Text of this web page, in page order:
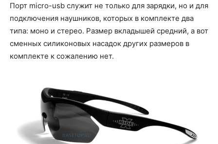
Порт micro-usb служит не только для зарядки, но и для
подключения наушников, которых в комплекте два
типа: моно и стерео. Размер вкладышей средний, а вот
сменных силиконовых насадок других размеров в
комплекте к сожалению нет.